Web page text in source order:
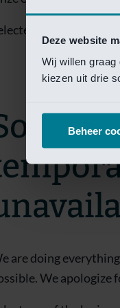
Deze website
Wij willen
kiezen uit drie
Beheer
een van de
are doing
We apologize